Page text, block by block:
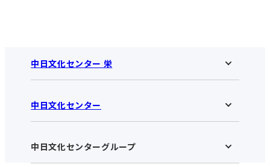
中日文化センター 栄
中日文化センター 栄HOME
お知らせ
アクセス･営業時間
お申し込みの流れ
中日文化センター
中日文化センターHOME
中日文化センターとは
中日文化センターグループ